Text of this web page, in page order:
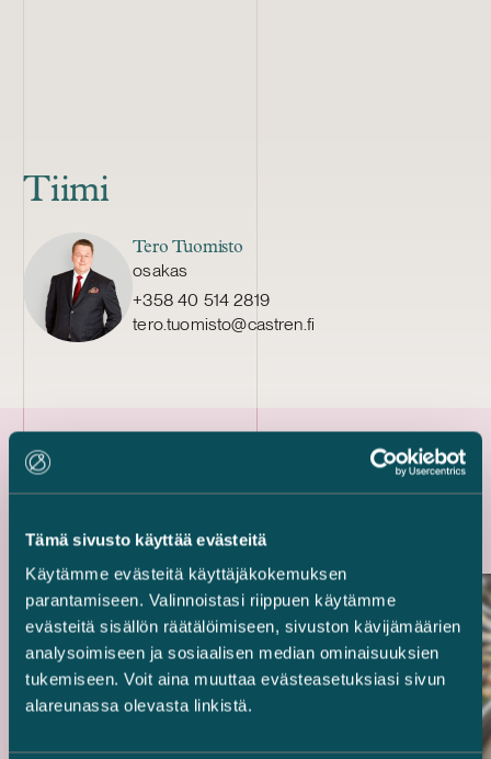
Tämä sivusto käyttää evästeitä
Käytämme evästeitä käyttäjäkokemuksen
parantamiseen. Valinnoistasi riippuen käytämme
evästeitä sisällön räätälöimiseen, sivuston kävijämäärien
analysoimiseen ja sosiaalisen median ominaisuuksien
tukemiseen. Voit aina muuttaa evästeasetuksiasi sivun
alareunassa olevasta linkistä.
Tiimi
Tero Tuomisto
osakas
+358 40 514 2819
tero.tuomisto@castren.fi
Uusimmat referenssit